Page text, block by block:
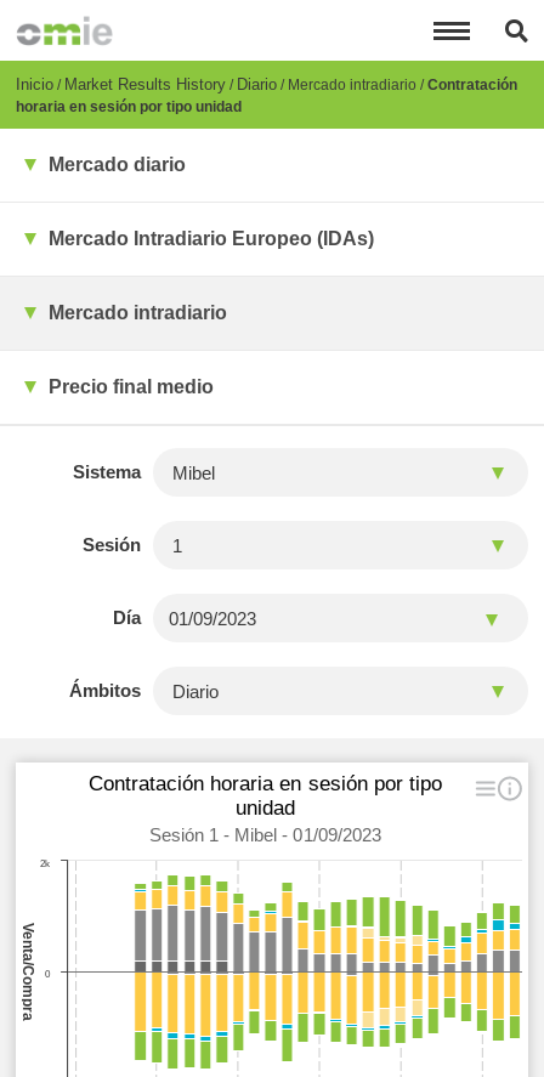
principal
Breadcrumb
Inicio Market Results History Diario Mercado intradiario Contratación
horaria en sesión por tipo unidad
Mercado diario
Mercado Intradiario Europeo (IDAs)
Mercado intradiario
Precio final medio
Sistema
Sesión
Día
Ámbitos
Venta/Compra
Contratación horaria en sesión por tipo
unidad
Sesión 1 - Mibel - 01/09/2023
0
2k